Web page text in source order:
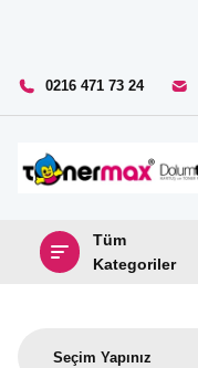
0216 471 73 24
Tüm
Kategoriler